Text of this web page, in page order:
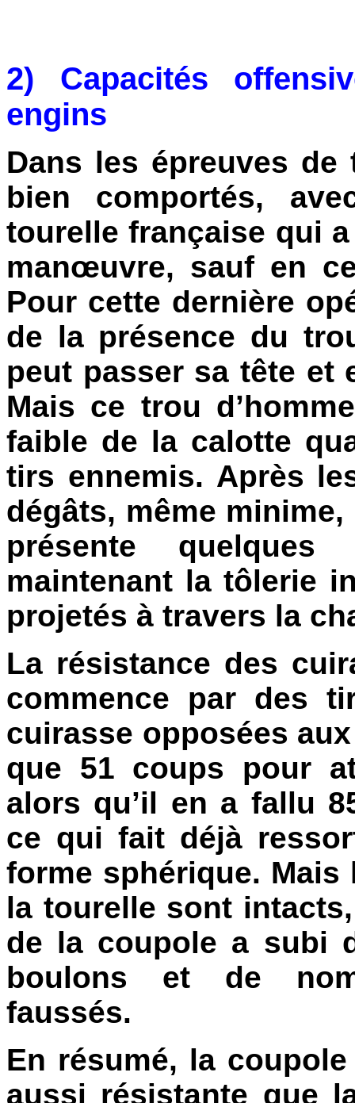
2) Capacités
engins
Dans les épreuves
bien comportés,
tourelle française qui
manœuvre, sauf en
Pour cette dernière
de la présence du
peut passer sa tête et
Mais ce trou
faible de la calotte
tirs ennemis. Après
dégâts, même
présente
maintenant la tôlerie
projetés à travers la
La résistance des
commence par des
cuirasse opposées
que 51 coups pour
alors qu’il en a fallu
ce qui fait déjà
forme sphérique.
la tourelle sont
de la coupole a subi
boulons et de
faussés.
En résumé, la
aussi résistante que